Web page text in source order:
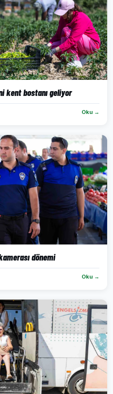
kent bostanı geliyor
Oku →
dönemi
Oku →